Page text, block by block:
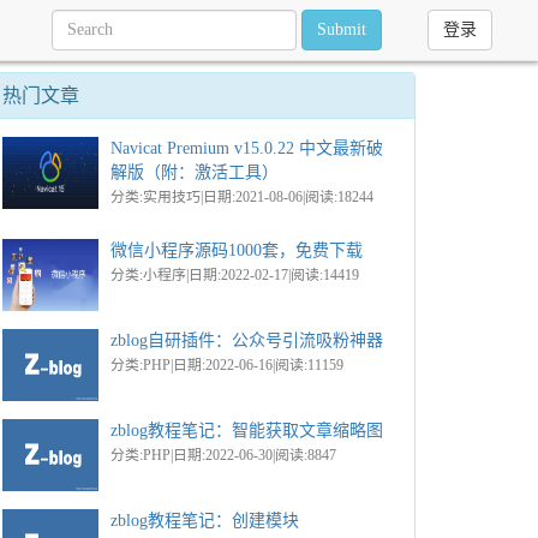
Submit 登录
热门文章
Navicat Premium v15.0.22 中文最新破
解版（附：激活工具）
分类:实用技巧|日期:2021-08-06|阅读:18244
微信小程序源码1000套，免费下载
分类:小程序|日期:2022-02-17|阅读:14419
zblog自研插件：公众号引流吸粉神器
分类:PHP|日期:2022-06-16|阅读:11159
zblog教程笔记：智能获取文章缩略图
分类:PHP|日期:2022-06-30|阅读:8847
zblog教程笔记：创建模块